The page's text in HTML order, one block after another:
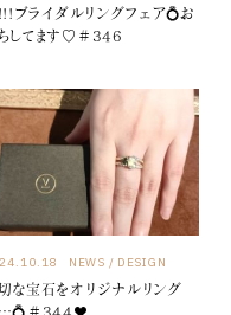
ブライダルリングフェア💍お
してます♡＃346
NEWS DESIGN
な宝石をオリジナルリング
＃344♥